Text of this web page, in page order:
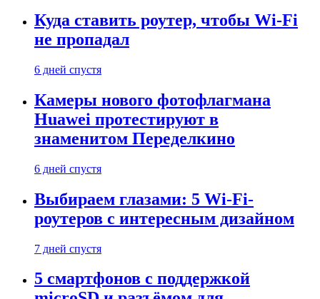
Куда ставить роутер, чтобы Wi-Fi
не пропадал
6 дней спустя
Камеры нового фотофлагмана
Huawei протестируют в
знаменитом Переделкино
6 дней спустя
Выбираем глазами: 5 Wi-Fi-
роутеров с интересным дизайном
7 дней спустя
5 смартфонов с поддержкой